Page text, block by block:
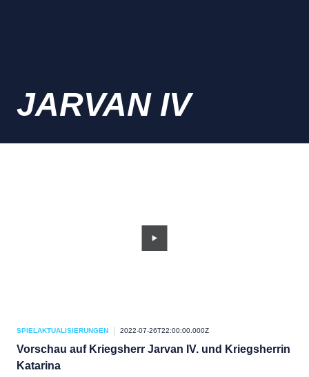
JARVAN IV
SPIELAKTUALISIERUNGEN 2022-07-26T22:00:00.000Z
Vorschau auf Kriegsherr Jarvan IV. und Kriegsherrin
Katarina